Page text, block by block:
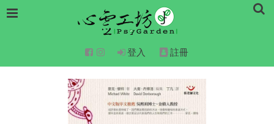
登入 註冊